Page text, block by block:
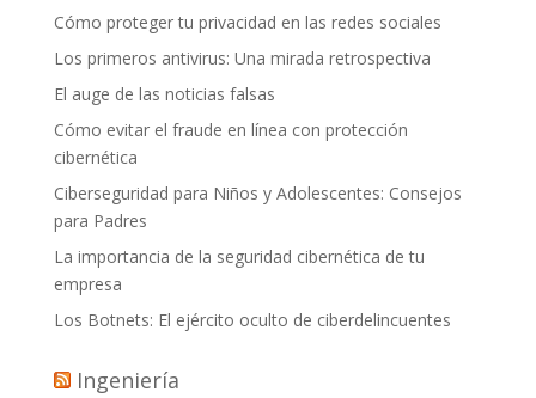
Cómo proteger tu privacidad en las redes sociales
Los primeros antivirus: Una mirada retrospectiva
El auge de las noticias falsas
Cómo evitar el fraude en línea con protección
cibernética
Ciberseguridad para Niños y Adolescentes: Consejos
para Padres
La importancia de la seguridad cibernética de tu
empresa
Los Botnets: El ejército oculto de ciberdelincuentes
Ingeniería